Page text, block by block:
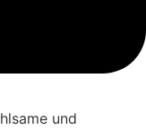
und